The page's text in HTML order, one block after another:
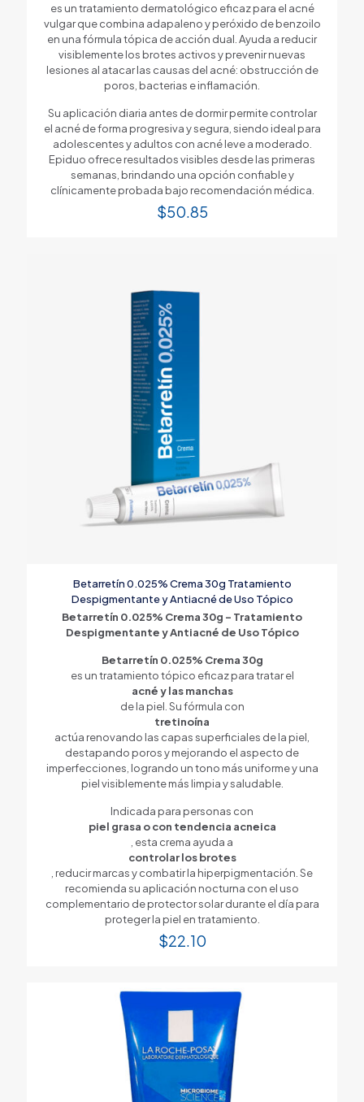
es un tratamiento dermatológico eficaz para el acné
vulgar que combina adapaleno y peróxido de benzoilo
en una fórmula tópica de acción dual. Ayuda a reducir
visiblemente los brotes activos y prevenir nuevas
lesiones al atacar las causas del acné: obstrucción de
poros, bacterias e inflamación.
Su aplicación diaria antes de dormir permite controlar
el acné de forma progresiva y segura, siendo ideal para
adolescentes y adultos con acné leve a moderado.
Epiduo ofrece resultados visibles desde las primeras
semanas, brindando una opción confiable y
clínicamente probada bajo recomendación médica.
$50.85
Betarretín 0.025% Crema 30g Tratamiento
Despigmentante y Antiacné de Uso Tópico
Betarretín 0.025% Crema 30g – Tratamiento
Despigmentante y Antiacné de Uso Tópico
Betarretín 0.025% Crema 30g
es un tratamiento tópico eficaz para tratar el
acné y las manchas
de la piel. Su fórmula con
tretinoína
actúa renovando las capas superficiales de la piel,
destapando poros y mejorando el aspecto de
imperfecciones, logrando un tono más uniforme y una
piel visiblemente más limpia y saludable.
Indicada para personas con
piel grasa o con tendencia acneica
, esta crema ayuda a
controlar los brotes
, reducir marcas y combatir la hiperpigmentación. Se
recomienda su aplicación nocturna con el uso
complementario de protector solar durante el día para
proteger la piel en tratamiento.
$22.10